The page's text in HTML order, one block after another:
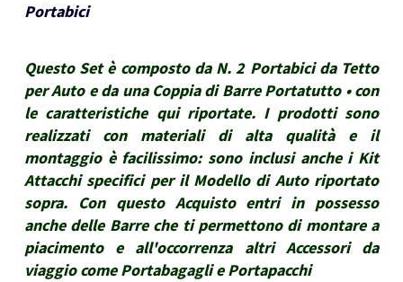
Portabici
Questo Set è composto da N. 2 Portabici da Tetto
per Auto e da una Coppia di Barre Portatutto • con
le caratteristiche qui riportate. I prodotti sono
realizzati con materiali di alta qualità e il
montaggio è facilissimo: sono inclusi anche i Kit
Attacchi specifici per il Modello di Auto riportato
sopra. Con questo Acquisto entri in possesso
anche delle Barre che ti permettono di montare a
piacimento e all'occorrenza altri Accessori da
viaggio come Portabagagli e Portapacchi